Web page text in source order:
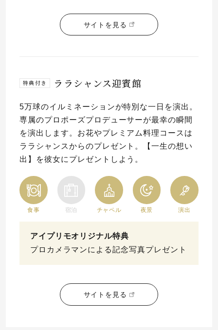
サイトを見る
特典付き ララシャンス迎賓館
5万球のイルミネーションが特別な一日を演出。
専属のプロポーズプロデューサーが最幸の瞬間
を演出します。お花やプレミアム料理コースは
ララシャンスからのプレゼント。【一生の想い
出】を彼女にプレゼントしよう。
食事 宿泊 チャペル 夜景 演出
アイプリモオリジナル特典
プロカメラマンによる記念写真プレゼント
サイトを見る